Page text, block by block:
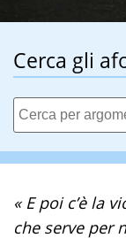
Cerca gli
« E poi c’è la
che serve per